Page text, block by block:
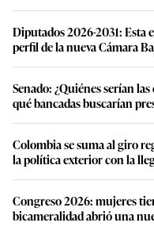
Diputados 2026-2031: Esta
perfil de la nueva Cámara
Senado: ¿Quiénes serían
qué bancadas buscarían
Colombia se suma al giro
la política exterior con la
Congreso 2026: mujeres
bicameralidad abrió una